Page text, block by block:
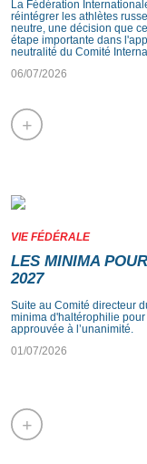
La Fédération
réintégrer les athlètes
neutre, une décision que
étape importante dans
neutralité du Comité
06/07/2026
+
VIE FÉDÉRALE
LES MINIMA
2027
Suite au Comité directeur
minima d'haltérophilie
approuvée à l’unanimité.
01/07/2026
+